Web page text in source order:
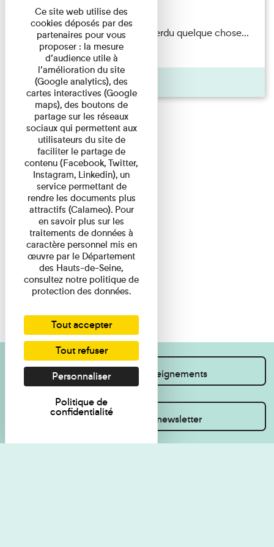
Du 15/08/2026 au 15/08/2026
Il semblerait qu’Albert Kahn a perdu quelque chose...
Accompagnés d’une ...
Agenda
Je souhaite des renseignements
Inscrivez-vous à la newsletter
Ce site web utilise des
cookies déposés par des
partenaires pour vous
proposer : la mesure
d’audience utile à
l’amélioration du site
(Google analytics), des
cartes interactives (Google
maps), des boutons de
partage sur les réseaux
sociaux qui permettent aux
utilisateurs du site de
faciliter le partage de
contenu (Facebook, Twitter,
Instagram, Linkedin), un
service permettant de
rendre les documents plus
attractifs (Calameo). Pour
en savoir plus sur les
traitements de données à
caractère personnel mis en
œuvre par le Département
des Hauts-de-Seine,
consultez notre politique de
protection des données.
Tout accepter
Tout refuser
Personnaliser
Politique de
confidentialité